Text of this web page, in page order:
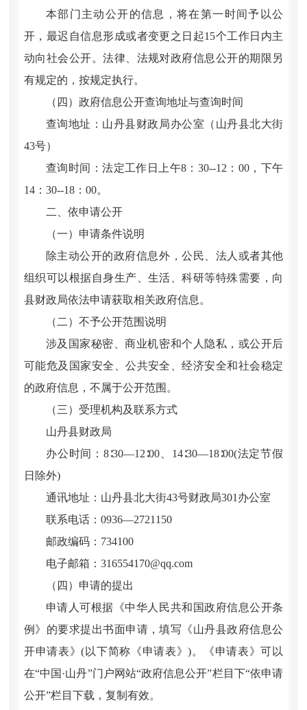
本部门主动公开的信息，将在第一时间予以公
开，最迟自信息形成或者变更之日起15个工作日内主
动向社会公开。法律、法规对政府信息公开的期限另
有规定的，按规定执行。
（四）政府信息公开查询地址与查询时间
查询地址：山丹县财政局办公室（ 山丹县北大街
43号）
查询时间：法定工作日上午8：30--12：00，下午
14：30--18：00。
二、依申请公开
（一）申请条件说明
除主动公开的政府信息外，公民、法人或者其他
组织可以根据自身生产、生活、科研等特殊需要，向
县财政局依法申请获取相关政府信息。
（二）不予公开范围说明
涉及国家秘密、商业机密和个人隐私，或公开后
可能危及国家安全、公共安全、经济安全和社会稳定
的政府信息，不属于公开范围。
（三）受理机构及联系方式
山丹县财政局
办公时间：8∶30—12∶00、14∶30—18∶00(法定节假
日除外)
通讯地址：山丹县北大街43号财政局301办公室
联系电话：0936—2721150
邮政编码：734100
电子邮箱：316554170@qq.com
（四）申请的提出
申请人可根据《中华人民共和国政府信息公开条
例》的要求提出书面申请，填写《山丹县政府信息公
开申请表》(以下简称《申请表》)。《申请表》可以
在“中国·山丹”门户网站“政府信息公开”栏目下“依申请
公开”栏目下载，复制有效。